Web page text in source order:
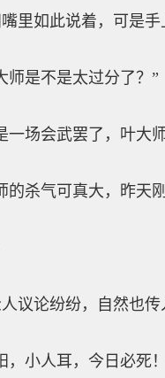
如此说着，可是手
是不是太过分了？”
会武罢了，叶大师
杀气可真大，昨天
论纷纷，自然也传
小人耳，今日必死